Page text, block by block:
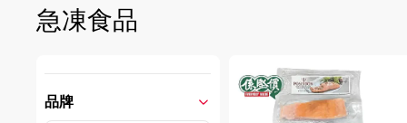
急凍食品
品牌